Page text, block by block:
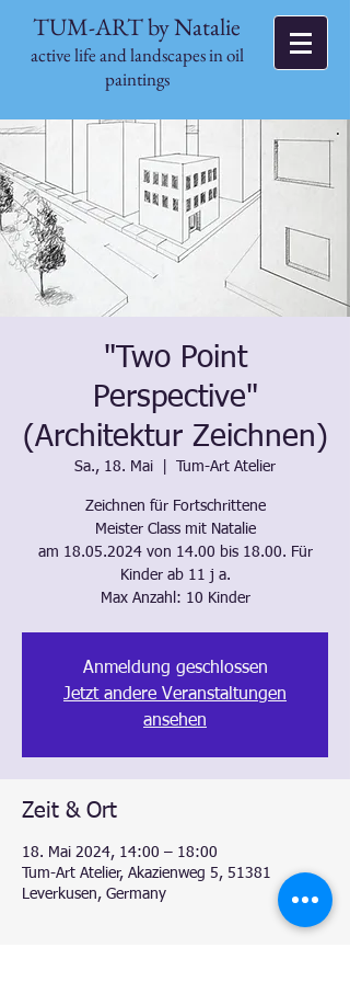
TUM-ART by Natalie
active life and landscapes in oil
paintings
"Two Point
Perspective"
(Architektur Zeichnen)
Sa., 18. Mai Tum-Art Atelier
Zeichnen für Fortschrittene
Meister Class mit Natalie
am 18.05.2024 von 14.00 bis 18.00. Für
Kinder ab 11 j a.
Max Anzahl: 10 Kinder
Anmeldung geschlossen
Jetzt andere Veranstaltungen
ansehen
Zeit & Ort
18. Mai 2024, 14:00 – 18:00
Tum-Art Atelier, Akazienweg 5, 51381
Leverkusen, Germany